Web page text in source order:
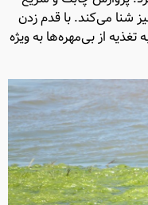
شنا می‌کند. با قدم زدن
از بی‌مهره‌ها به ویژه